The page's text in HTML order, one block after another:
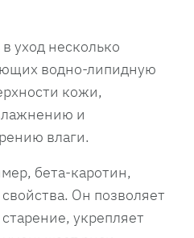
уход несколько
водно-липидную
кожи,
и
влаги.
бета-каротин,
Он позволяет
укрепляет